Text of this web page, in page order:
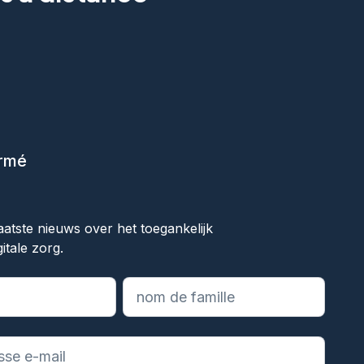
nieuws over het toegankelijk
zorg.
champs obligatoires